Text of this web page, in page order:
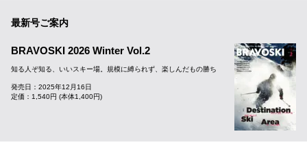
最新号ご案内
BRAVOSKI 2026 Winter Vol.2
知る人ぞ知る、いいスキー場。規模に縛られず、楽しんだもの勝ち
発売日：2025年12月16日
定価：1,540円 (本体1,400円)